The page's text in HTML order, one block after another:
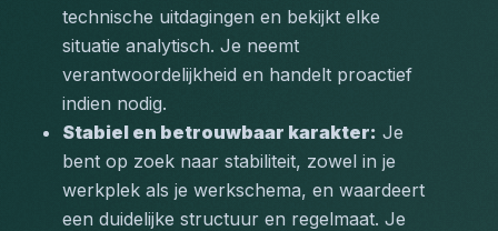
technische uitdagingen en bekijkt elke
situatie analytisch. Je neemt
verantwoordelijkheid en handelt proactief
indien nodig.
Stabiel en betrouwbaar karakter: Je
bent op zoek naar stabiliteit, zowel in je
werkplek als je werkschema, en waardeert
een duidelijke structuur en regelmaat. Je